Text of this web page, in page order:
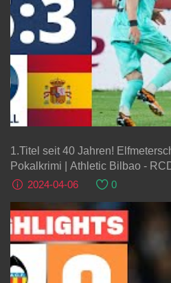
1.Titel seit 40 Jahren!
Pokalkrimi | Athletic Bilbao -
2024-04-06
0